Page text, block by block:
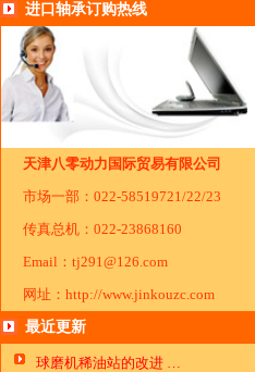
进口轴承订购热线
天津八零动力国际贸易有限公司
市场一部：022-58519721/22/23
传真总机：022-23868160
Email：tj291@126.com
网址：http://www.jinkouzc.com
最近更新
球磨机稀油站的改进 …